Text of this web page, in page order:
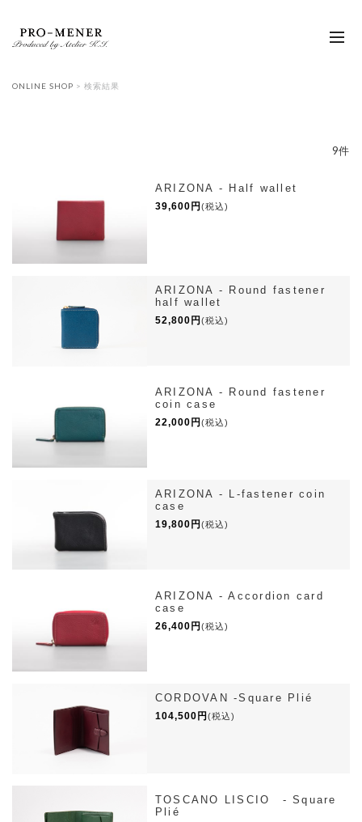
ONLINE SHOP > 検索結果
9件
ARIZONA - Half wallet
39,600円 (税込)
ARIZONA - Round fastener
half wallet
52,800円 (税込)
ARIZONA - Round fastener
coin case
22,000円 (税込)
ARIZONA - L-fastener coin
case
19,800円 (税込)
ARIZONA - Accordion card
case
26,400円 (税込)
CORDOVAN -Square Plié
104,500円 (税込)
TOSCANO LISCIO - Square
Plié